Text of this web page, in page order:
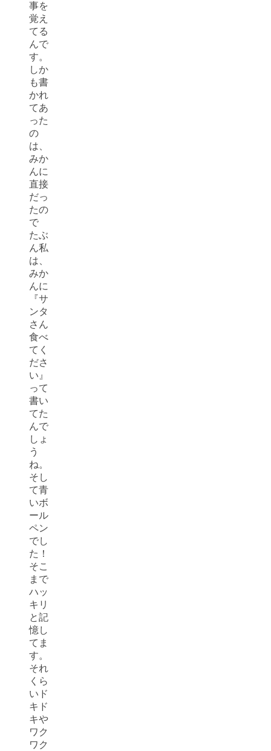
事を
覚え
てる
んで
す。
しか
も書
かれ
てあ
った
の
は、
みか
んに
直接
だっ
たの
で
たぶ
ん私
は、
みか
んに
『サ
ンタ
さん
食べ
てく
ださ
い』
って
書い
てた
んで
しょ
う
ね。
そし
て青
いボ
ール
ペン
でし
た！
そこ
まで
ハッ
キリ
と記
憶し
てま
す。
それ
くら
いド
キド
キや
ワク
ワク